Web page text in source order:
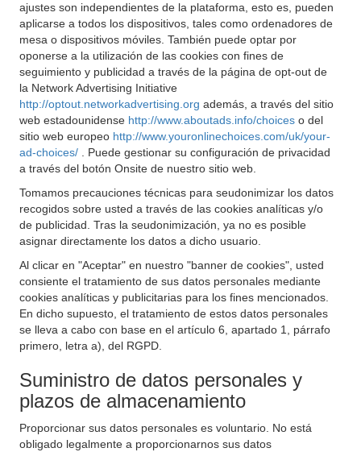
ajustes son independientes de la plataforma, esto es, pueden
aplicarse a todos los dispositivos, tales como ordenadores de
mesa o dispositivos móviles. También puede optar por
oponerse a la utilización de las cookies con fines de
seguimiento y publicidad a través de la página de opt-out de
la Network Advertising Initiative
http://optout.networkadvertising.org además, a través del sitio
web estadounidense http://www.aboutads.info/choices o del
sitio web europeo http://www.youronlinechoices.com/uk/your-
ad-choices/
. Puede gestionar su configuración de privacidad
a través del botón Onsite de nuestro sitio web.
Tomamos precauciones técnicas para seudonimizar los datos
recogidos sobre usted a través de las cookies analíticas y/o
de publicidad. Tras la seudonimización, ya no es posible
asignar directamente los datos a dicho usuario.
Al clicar en "Aceptar" en nuestro "banner de cookies", usted
consiente el tratamiento de sus datos personales mediante
cookies analíticas y publicitarias para los fines mencionados.
En dicho supuesto, el tratamiento de estos datos personales
se lleva a cabo con base en el artículo 6, apartado 1, párrafo
primero, letra a), del RGPD.
Suministro de datos personales y
plazos de almacenamiento
Proporcionar sus datos personales es voluntario. No está
obligado legalmente a proporcionarnos sus datos